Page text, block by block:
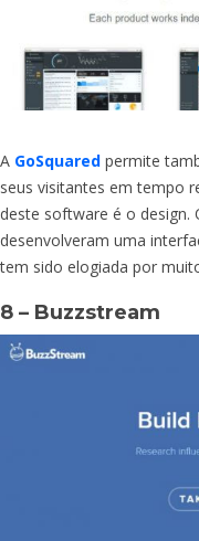
A GoSquared permite
seus visitantes em tempo
deste software é o design.
desenvolveram uma
tem sido elogiada por
8 – Buzzstream